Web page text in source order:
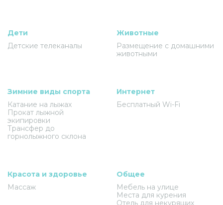
Дети
Детские телеканалы
Животные
Размещение с домашними
животными
Зимние виды спорта
Катание на лыжах
Прокат лыжной
экипировки
Трансфер до
горнолыжного склона
Интернет
Бесплатный Wi-Fi
Красота и здоровье
Массаж
Общее
Мебель на улице
Места для курения
Отель для некурящих